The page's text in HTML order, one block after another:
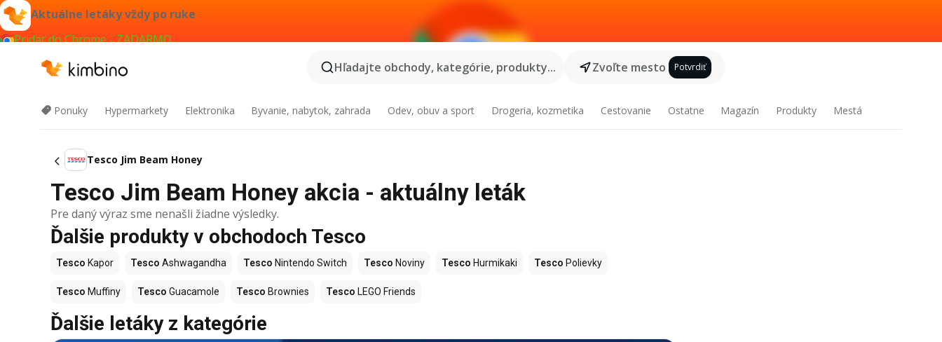
Aktuálne letáky vždy po ruke
Pridať do Chrome - ZADARMO
Hľadajte obchody, kategórie, produkty...
Zvoľte mesto Potvrdiť
Ponuky Hypermarkety Elektronika Byvanie, nabytok, zahrada Odev, obuv a sport Drogeria, kozmetika Cestovanie Ostatne Magazín Produkty Mestá
Tesco Jim Beam Honey
Tesco Jim Beam Honey akcia - aktuálny leták
Pre daný výraz sme nenašli žiadne výsledky.
Ďalšie produkty v obchodoch Tesco
Tesco Kapor Tesco Ashwagandha Tesco Nintendo Switch Tesco Noviny Tesco Hurmikaki Tesco Polievky
Tesco Muffiny Tesco Guacamole Tesco Brownies Tesco LEGO Friends
Ďalšie letáky z kategórie